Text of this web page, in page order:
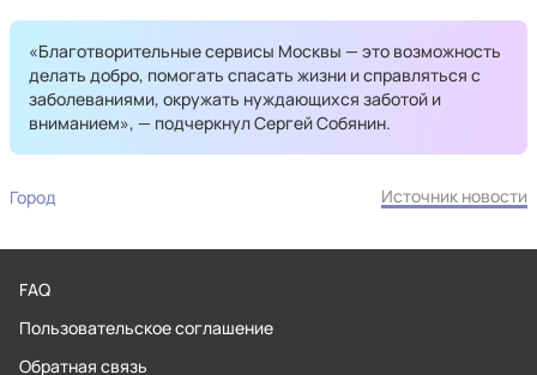
«Благотворительные сервисы Москвы — это возможность
делать добро, помогать спасать жизни и справляться с
заболеваниями, окружать нуждающихся заботой и
вниманием», — подчеркнул Сергей Собянин.
Город Источник новости
FAQ
Пользовательское соглашение
Обратная связь